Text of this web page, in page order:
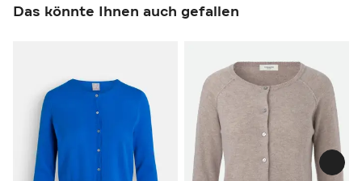
Das könnte Ihnen auch gefallen